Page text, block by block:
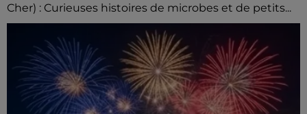
Cher) : Curieuses histoires de microbes et de petits...